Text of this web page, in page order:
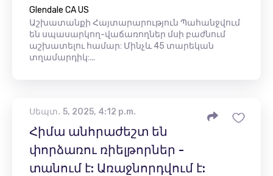
Glendale CA US
Աշխատանքի Հայտարարություն Պահանջվում
են սպասարկող-վաճառողներ մսի բաժնում
աշխատելու համար: Մինչև 45 տարեկան
տղամարդիկ:...
Սեպտ․ 5, 2025, 4:12 p.m.
Հիմա անհրաժեշտ են
փորձառու ռիելթորներ -
տանում է: Առաջնորդվում է: